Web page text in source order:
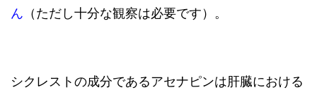
ん （ただし十分な観察は必要です）。
シクレストの成分であるアセナピンは肝臓における